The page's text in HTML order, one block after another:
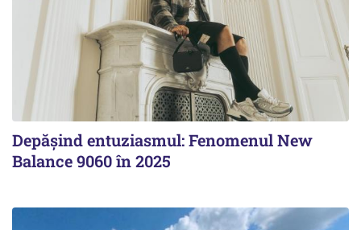
Depășind entuziasmul: Fenomenul New
Balance 9060 în 2025